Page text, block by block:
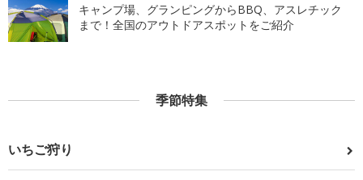
キャンプ場、グランピングからBBQ、アスレチック
まで！全国のアウトドアスポットをご紹介
季節特集
いちご狩り